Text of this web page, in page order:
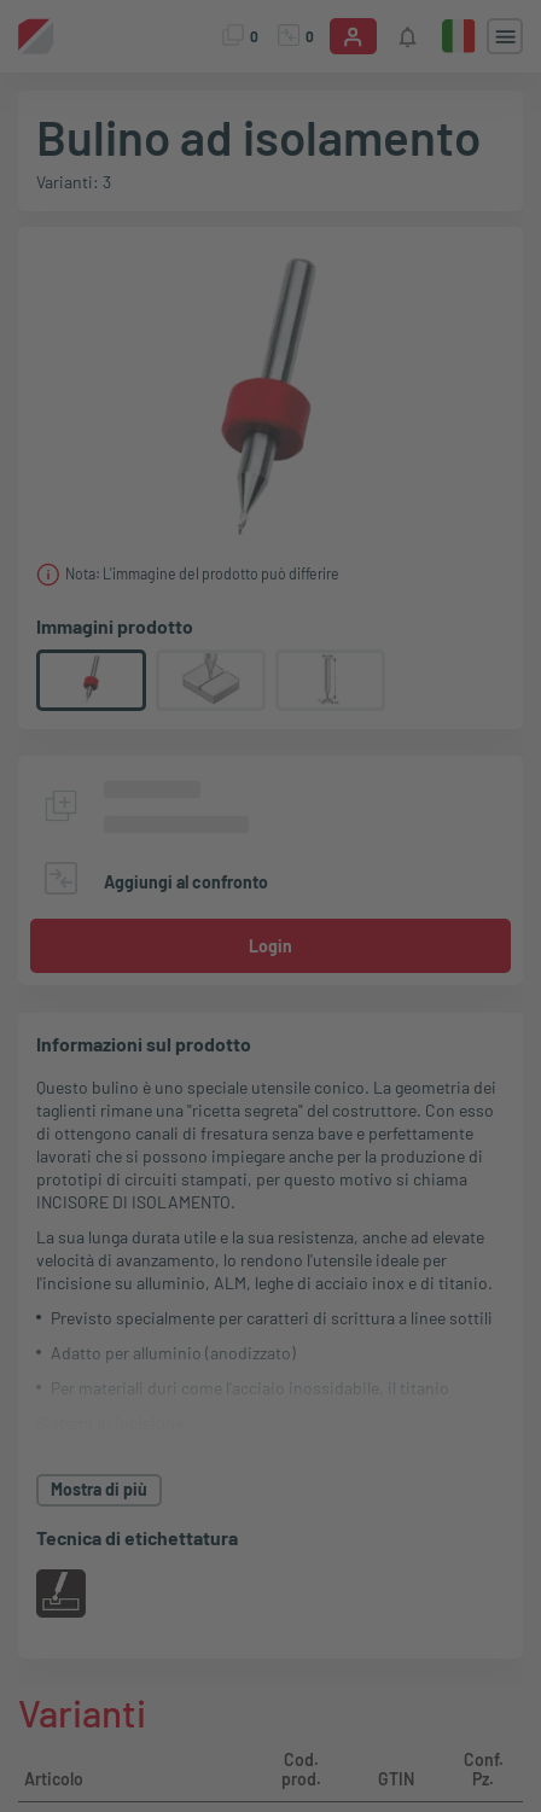
0 0
Bulino ad isolamento
Varianti: 3
Nota: L'immagine del prodotto può differire
Immagini prodotto
Aggiungi al confronto
Login
Informazioni sul prodotto
Questo bulino è uno speciale utensile conico. La geometria dei
taglienti rimane una "ricetta segreta" del costruttore. Con esso
di ottengono canali di fresatura senza bave e perfettamente
lavorati che si possono impiegare anche per la produzione di
prototipi di circuiti stampati, per questo motivo si chiama
INCISORE DI ISOLAMENTO.
La sua lunga durata utile e la sua resistenza, anche ad elevate
velocità di avanzamento, lo rendono l'utensile ideale per
l'incisione su alluminio, ALM, leghe di acciaio inox e di titanio.
Previsto specialmente per caratteri di scrittura a linee sottili
Adatto per alluminio (anodizzato)
Per materiali duri come l'acciaio inossidabile, il titanio
il sistema di incisione CAM.
incisione Murrplastik.
Mostra di più
Tecnica di etichettatura
Varianti
Articolo
Cod.
prod.
GTIN
Conf.
Pz.